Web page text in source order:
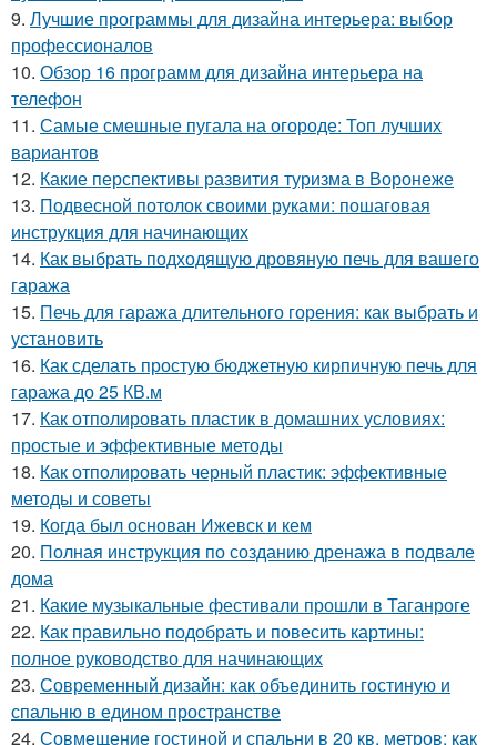
9. Лучшие программы для дизайна интерьера: выбор
профессионалов
10. Обзор 16 программ для дизайна интерьера на
телефон
11. Самые смешные пугала на огороде: Топ лучших
вариантов
12. Какие перспективы развития туризма в Воронеже
13. Подвесной потолок своими руками: пошаговая
инструкция для начинающих
14. Как выбрать подходящую дровяную печь для вашего
гаража
15. Печь для гаража длительного горения: как выбрать и
установить
16. Как сделать простую бюджетную кирпичную печь для
гаража до 25 КВ.м
17. Как отполировать пластик в домашних условиях:
простые и эффективные методы
18. Как отполировать черный пластик: эффективные
методы и советы
19. Когда был основан Ижевск и кем
20. Полная инструкция по созданию дренажа в подвале
дома
21. Какие музыкальные фестивали прошли в Таганроге
22. Как правильно подобрать и повесить картины:
полное руководство для начинающих
23. Современный дизайн: как объединить гостиную и
спальню в едином пространстве
24. Совмещение гостиной и спальни в 20 кв. метров: как